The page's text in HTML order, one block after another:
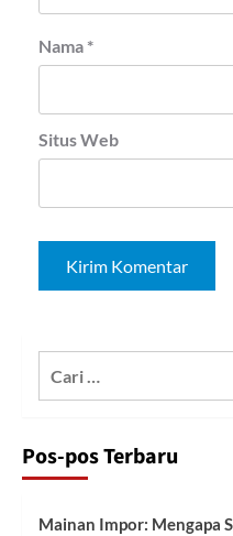
Nama *
Situs Web
Pos-pos Terbaru
Mainan Impor: Mengapa